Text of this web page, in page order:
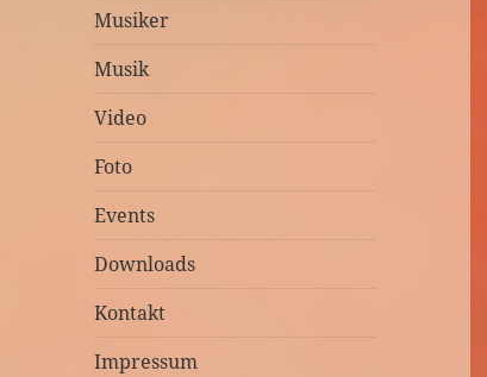
Musiker
Musik
Video
Foto
Events
Downloads
Kontakt
Impressum